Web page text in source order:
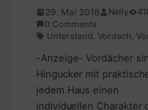
29. Mai 2018 Nelly
0 Comments
Unterstand Vordach
-Anzeige- Vordächer
Hingucker mit
jedem Haus einen
individuellen Charakter